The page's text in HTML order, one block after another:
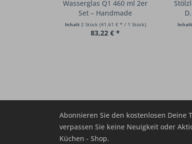
Wasserglas Q1 460 ml 2er
Set – Handmade
Inhalt 2 Stück (41,61 € * / 1 Stück)
83,22 € *
Inhalt
Abonnieren Sie den kostenlosen Deine
verpassen Sie keine Neuigkeit oder
Küchen - Shop.